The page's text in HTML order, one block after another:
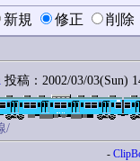
新規 修正 削
投稿：2002/03/03(Sun)
/
-